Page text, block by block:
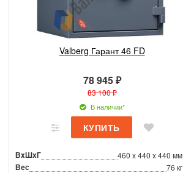
Valberg Гарант 46 FD
78 945 ₽
83 100 ₽
В наличии*
ВxШxГ 460 x 440 x 440 мм
Вес 76 кг